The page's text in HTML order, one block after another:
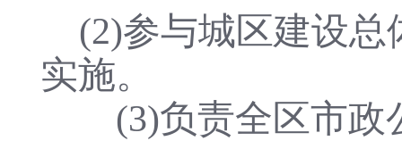
(2)参与城区建设
实施。
(3)负责全区市